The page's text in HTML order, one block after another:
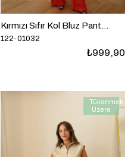
Kırmızı Sıfır Kol Bluz Pantolon Tensel Kumaş Takım
122-01032
₺999,90
Tükenmek
Üzere